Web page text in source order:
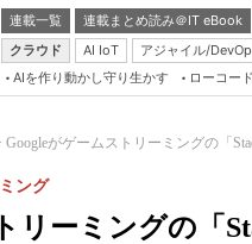
連載一覧 連載まとめ読み＠IT eBook
クラウド
AI IoT アジャイル/
AIを作り動かし守り生かす ローコー
Googleがゲームストリーミングの「
リーミングの「
ング